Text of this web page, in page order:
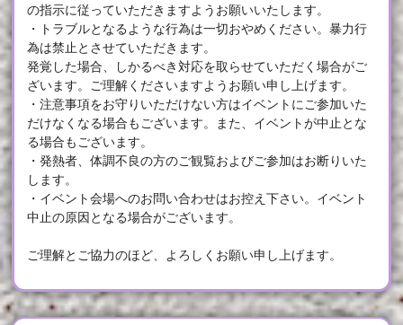
の指示に従っていただきますようお願いいたします。
・トラブルとなるような行為は一切おやめください。暴力行
為は禁止とさせていただきます。
発覚した場合、しかるべき対応を取らせていただく場合がご
ざいます。ご理解くださいますようお願い申し上げます。
・注意事項をお守りいただけない方はイベントにご参加いた
だけなくなる場合もございます。また、イベントが中止とな
る場合もございます。
・発熱者、体調不良の方のご観覧およびご参加はお断りいた
します。
・イベント会場へのお問い合わせはお控え下さい。イベント
中止の原因となる場合がございます。
ご理解とご協力のほど、よろしくお願い申し上げます。